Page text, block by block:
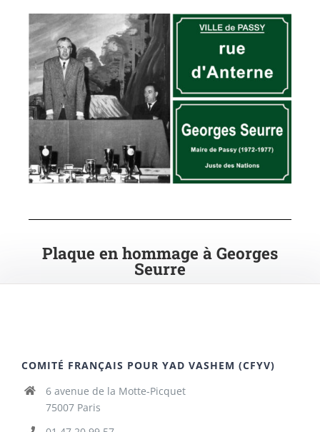
Plaque en hommage à Georges
Seurre
COMITÉ FRANÇAIS POUR YAD VASHEM (CFYV)
6 avenue de la Motte-Picquet
75007 Paris